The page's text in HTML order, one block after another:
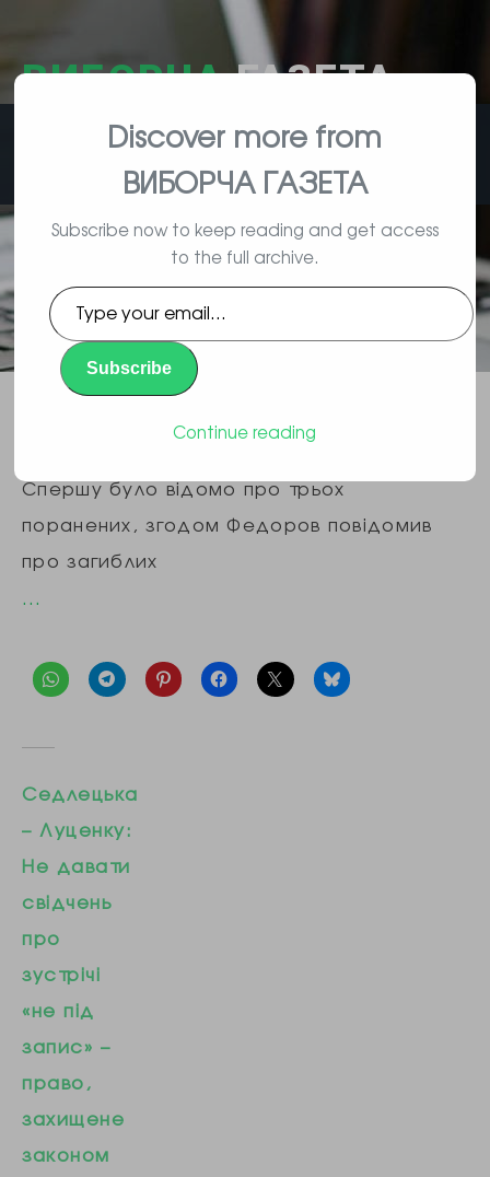
ВИБОРЧАГАЗЕТА
влада, вибори, народ
ОВА: російська армія вдарила
по маршрутці в Запоріжжі, двоє
людей загинули
Спершу було відомо про трьох
поранених, згодом Федоров повідомив
про загиблих
…
Седлецька
– Луценку:
Не давати
свідчень
про
зустрічі
«не під
запис» –
право,
захищене
законом
Discover more from
ВИБОРЧА ГАЗЕТА
Subscribe now to keep reading and get access
to the full archive.
Type
your
email…
Subscribe
Continue reading